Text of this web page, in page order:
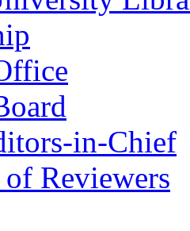
in-Chief
Reviewers